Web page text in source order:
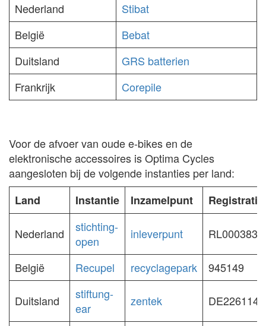
Nederland
Stibat
België
Bebat
Duitsland
GRS batterien
Frankrijk
Corepile
Voor de afvoer van oude e-bikes en de
elektronische accessoires is Optima Cycles
aangesloten bij de volgende instanties per land:
Land
Instantie Inzamelpunt
Nederland
stichting-
open
inleverpunt
België Recupel recyclagepark 945149
Duitsland
stiftung-
ear
zentek